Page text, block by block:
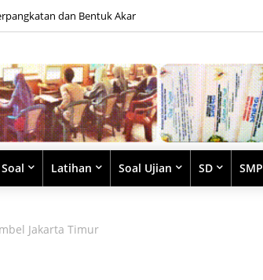
dan Bentuk Akar
Soal Latihan Soal Ujian SD SMP
Jakarta Timur